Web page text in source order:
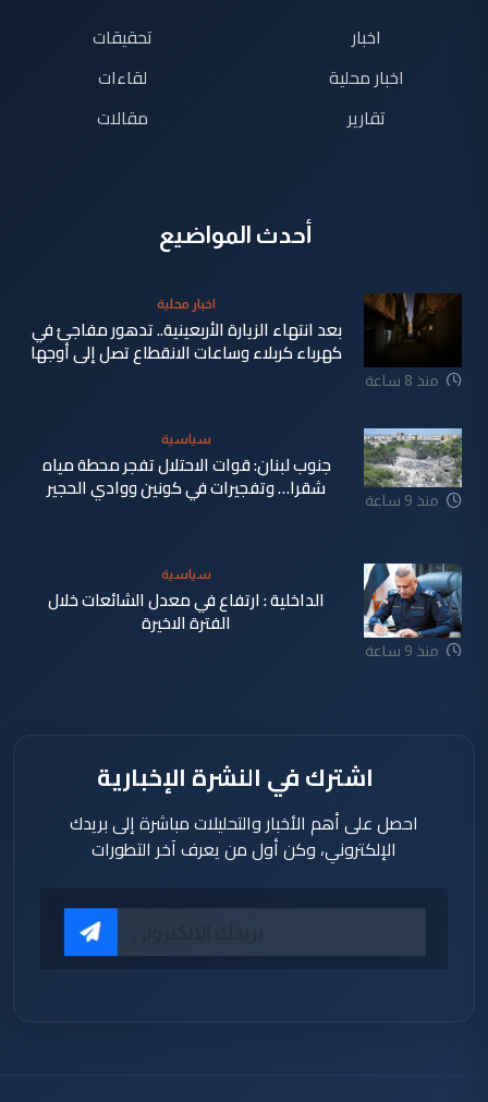
اخبار
اخبار محلية
تقارير
تحقيقات
لقاءات
مقالات
أحدث المواضيع
منذ 8 ساعة
اخبار محلية
بعد انتهاء الزيارة الأربعينية.. تدهور مفاجئ في
كهرباء كربلاء وساعات الانقطاع تصل إلى أوجها
منذ 9 ساعة
سياسية
جنوب لبنان: قوات الاحتلال تفجر محطة مياه
شقرا… وتفجيرات في كونين ووادي الحجير
منذ 9 ساعة
سياسية
الداخلية : ارتفاع في معدل الشائعات خلال
الفترة الاخيرة
اشترك في النشرة الإخبارية
احصل على أهم الأخبار والتحليلات مباشرة إلى بريدك
الإلكتروني، وكن أول من يعرف آخر التطورات